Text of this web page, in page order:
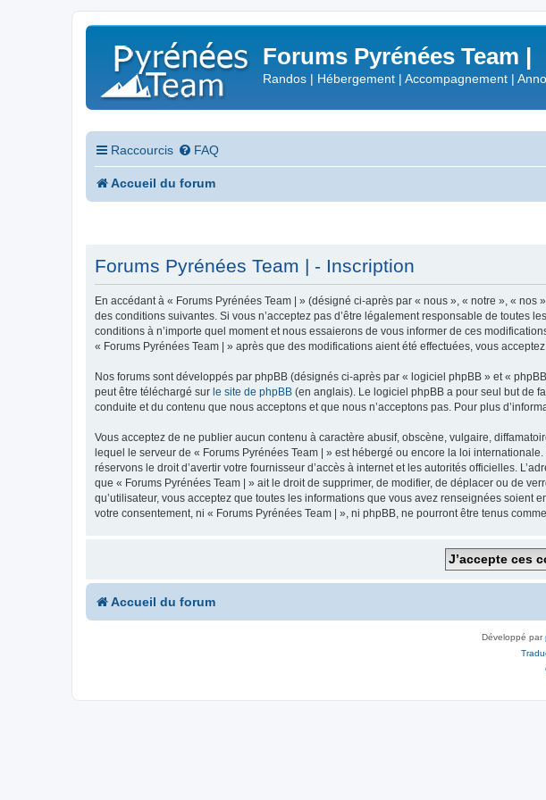
Forums Pyrénées Team |
Randos | Hébergement | Accompagnement |
Raccourcis FAQ
Accueil du forum
Forums Pyrénées Team | - Inscription
En accédant à « Forums Pyrénées Team | » (désigné ci-après par « nous », « notre », «
des conditions suivantes. Si vous n’acceptez pas d’être légalement responsable de toutes
conditions à n’importe quel moment et nous essaierons de vous informer de ces
« Forums Pyrénées Team | » après que des modifications aient été effectuées, vous
Nos forums sont développés par phpBB (désignés ci-après par « logiciel phpBB » et «
peut être téléchargé sur le site de phpBB (en anglais). Le logiciel phpBB a pour seul but de
conduite et du contenu que nous acceptons et que nous n’acceptons pas. Pour plus
Vous acceptez de ne publier aucun contenu à caractère abusif, obscène, vulgaire,
lequel le serveur de « Forums Pyrénées Team | » est hébergé ou encore la loi
réservons le droit d’avertir votre fournisseur d’accès à internet et les autorités officielles.
que « Forums Pyrénées Team | » ait le droit de supprimer, de modifier, de déplacer ou de
qu’utilisateur, vous acceptez que toutes les informations que vous avez renseignées
votre consentement, ni « Forums Pyrénées Team | », ni phpBB, ne pourront être tenus
Accueil du forum
Développé par